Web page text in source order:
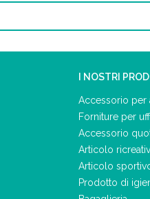
I NOSTRI
Accessorio per
Forniture per
Accessorio
Articolo
Articolo
Prodotto di